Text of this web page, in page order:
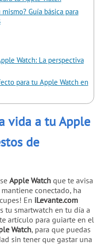
Guía básica para
Watch: La perspectiva
para tu Apple Watch en
vida a tu Apple
de
Apple Watch que te avisa
conectado, ha
En iLevante.com
tu smartwatch en tu día a
artículo para guiarte en el
Watch, para que puedas
sin tener que gastar una